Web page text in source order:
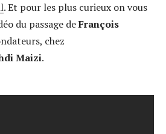
. Et pour les plus curieux on vous
du passage deFrançois
chez
Maizi.